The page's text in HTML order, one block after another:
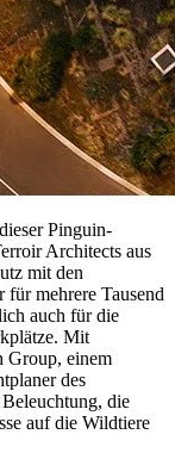
Pinguin-
Architects aus
mit den
mehrere Tausend
auch für die
Mit
Group, einem
des
die
auf die Wildtiere